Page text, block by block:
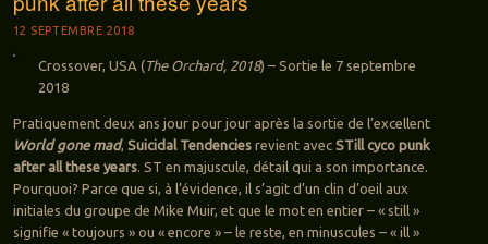
12 SEPTEMBRE 2018
Crossover, USA (The Orchard, 2018) – Sortie le 7 septembre
2018
Pratiquement deux ans jour pour jour après la sortie de l’excellent
World gone mad, Suicidal Tendenciesrevient avec STill cyco punk
after all these years. ST en majuscule, détail qui a son importance.
Pourquoi? Parce que si, à l’évidence, il s’agit d’un clin d’oeil aux
initiales du groupe de Mike Muir, et que le mot en entier – « still »
signifie « toujours » ou « encore » – le reste, en minuscules – « ill »